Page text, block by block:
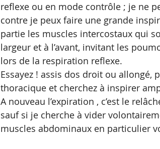
reflexe ou en mode contrôle ; je ne
contre je peux faire une grande
partie les muscles intercostaux qui
largeur et à l’avant, invitant les
lors de la respiration reflexe.
Essayez ! assis dos droit ou allongé,
thoracique et cherchez à inspirer
A nouveau l’expiration , c’est le
sauf si je cherche à vider
muscles abdominaux en particulier